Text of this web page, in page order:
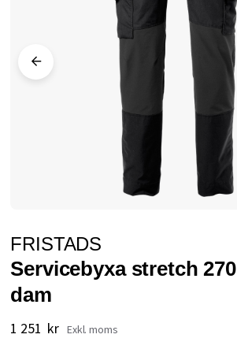
till
början
av
bildgalleriet
FRISTADS
Servicebyxa stretch
dam
1 251 kr